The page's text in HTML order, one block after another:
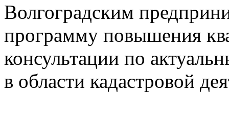
Волгоградским
программу повышения
консультации по
в области кадастровой